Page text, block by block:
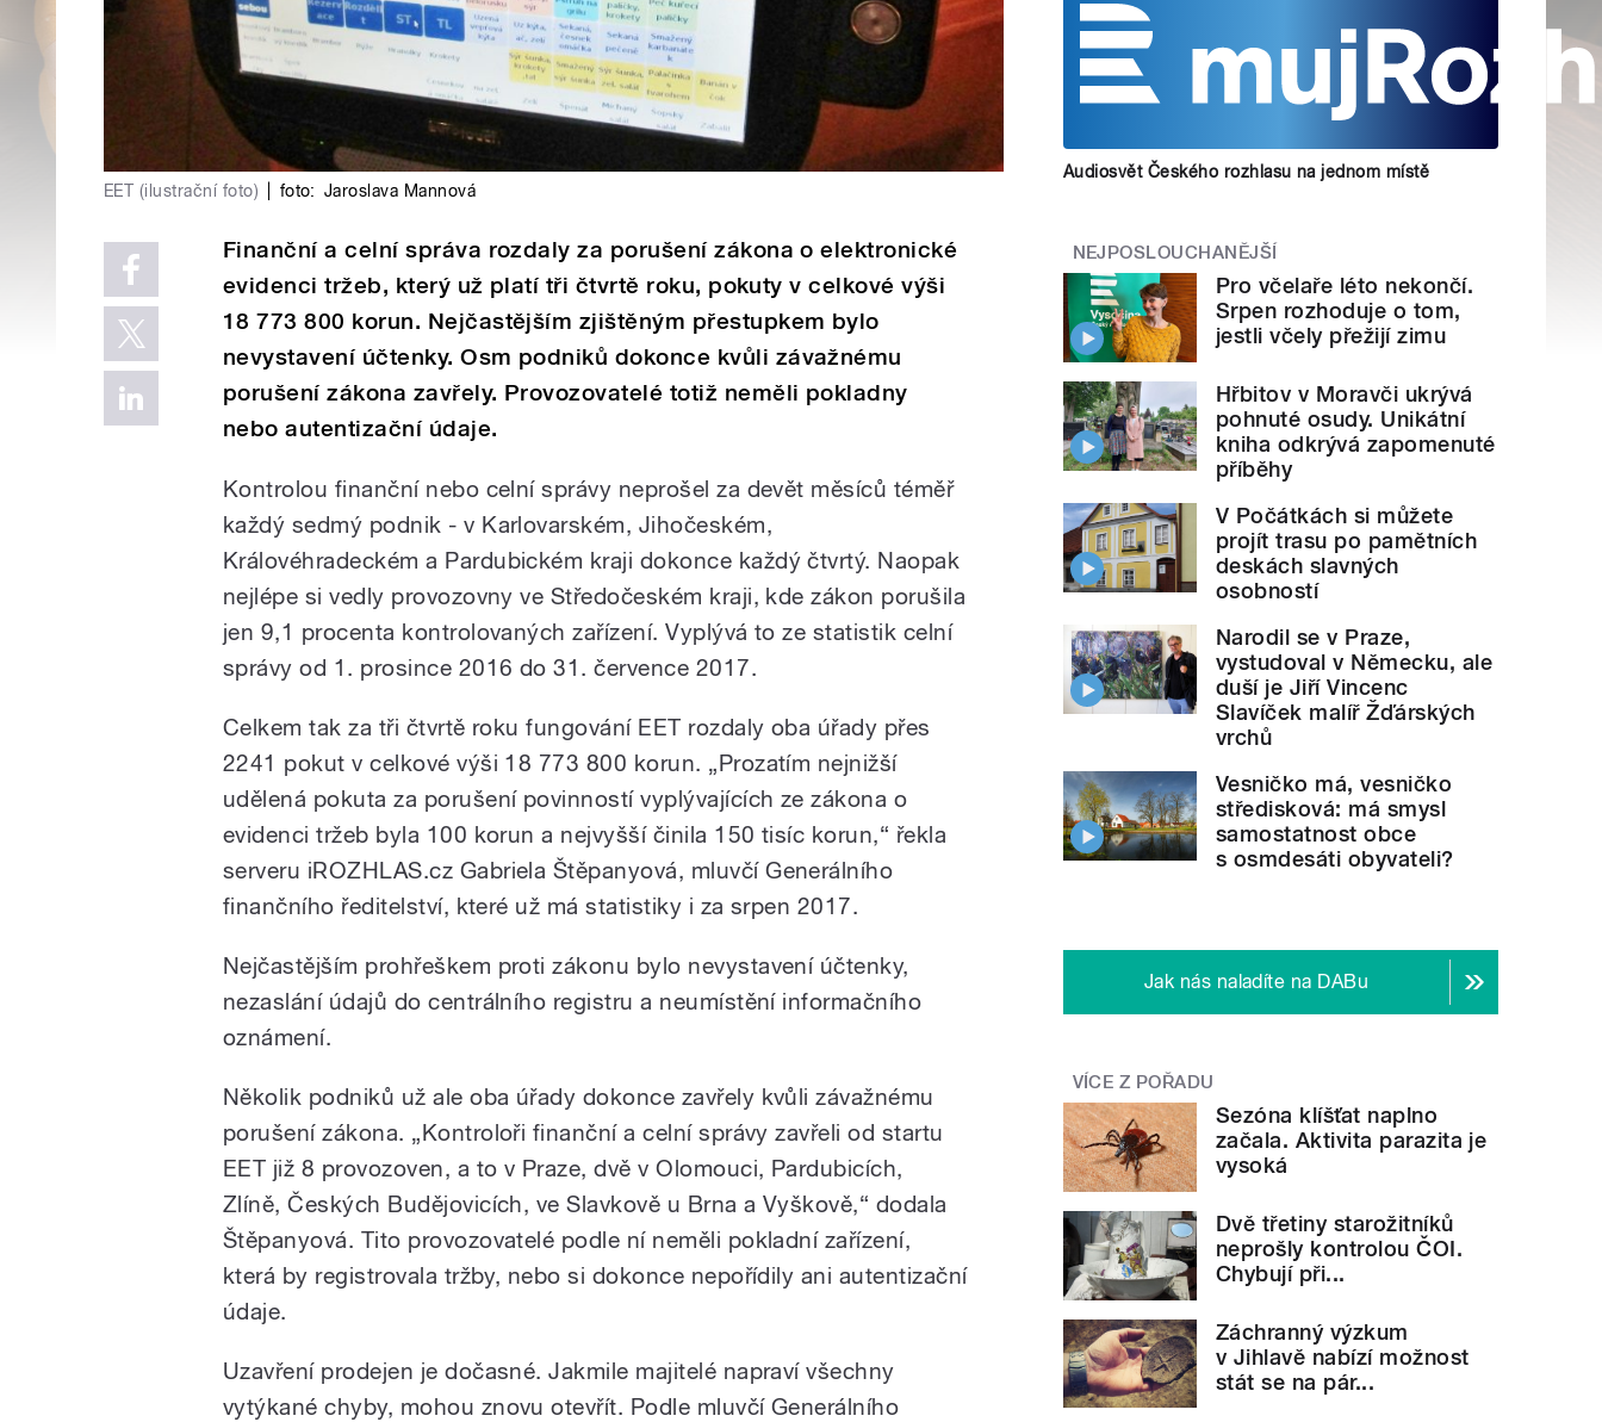
EET (ilustrační foto) foto: Jaroslava Mannová
Finanční a celní správa rozdaly za porušení zákona o elektronické
evidenci tržeb, který už platí tři čtvrtě roku, pokuty v celkové výši
18 773 800 korun. Nejčastějším zjištěným přestupkem bylo
nevystavení účtenky. Osm podniků dokonce kvůli závažnému
porušení zákona zavřely. Provozovatelé totiž neměli pokladny
nebo autentizační údaje.
Kontrolou finanční nebo celní správy neprošel za devět měsíců téměř
každý sedmý podnik - v Karlovarském, Jihočeském,
Královéhradeckém a Pardubickém kraji dokonce každý čtvrtý. Naopak
nejlépe si vedly provozovny ve Středočeském kraji, kde zákon porušila
jen 9,1 procenta kontrolovaných zařízení. Vyplývá to ze statistik celní
správy od 1. prosince 2016 do 31. července 2017.
Celkem tak za tři čtvrtě roku fungování EET rozdaly oba úřady přes
2241 pokut v celkové výši 18 773 800 korun. „Prozatím nejnižší
udělená pokuta za porušení povinností vyplývajících ze zákona o
evidenci tržeb byla 100 korun a nejvyšší činila 150 tisíc korun,“ řekla
serveru iROZHLAS.cz Gabriela Štěpanyová, mluvčí Generálního
finančního ředitelství, které už má statistiky i za srpen 2017.
Nejčastějším prohřeškem proti zákonu bylo nevystavení účtenky,
nezaslání údajů do centrálního registru a neumístění informačního
oznámení.
Několik podniků už ale oba úřady dokonce zavřely kvůli závažnému
porušení zákona. „Kontroloři finanční a celní správy zavřeli od startu
EET již 8 provozoven, a to v Praze, dvě v Olomouci, Pardubicích,
Zlíně, Českých Budějovicích, ve Slavkově u Brna a Vyškově,“ dodala
Štěpanyová. Tito provozovatelé podle ní neměli pokladní zařízení,
která by registrovala tržby, nebo si dokonce nepořídily ani autentizační
údaje.
Uzavření prodejen je dočasné. Jakmile majitelé napraví všechny
vytýkané chyby, mohou znovu otevřít. Podle mluvčí Generálního
Audiosvět Českého rozhlasu na jednom místě
NEJPOSLOUCHANĚJŠÍ
Pro včelaře léto nekončí.
Srpen rozhoduje o tom,
jestli včely přežijí zimu
Hřbitov v Moravči ukrývá
pohnuté osudy. Unikátní
kniha odkrývá zapomenuté
příběhy
V Počátkách si můžete
projít trasu po pamětních
deskách slavných
osobností
Narodil se v Praze,
vystudoval v Německu, ale
duší je Jiří Vincenc
Slavíček malíř Žďárských
vrchů
Vesničko má, vesničko
středisková: má smysl
samostatnost obce
s osmdesáti obyvateli?
Jak nás naladíte na DABu
VÍCE Z POŘADU
Sezóna klíšťat naplno
začala. Aktivita parazita je
vysoká
Dvě třetiny starožitníků
neprošly kontrolou ČOI.
Chybují při...
Záchranný výzkum
v Jihlavě nabízí možnost
stát se na pár...